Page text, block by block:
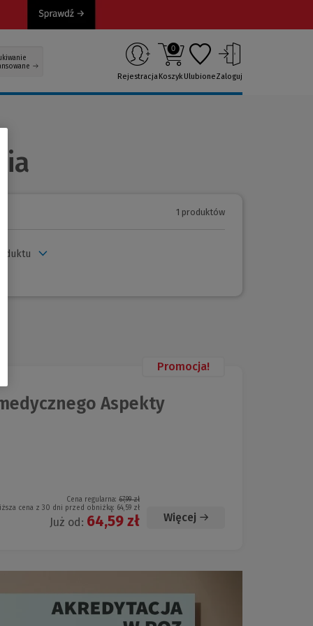
Rejestracja
0
KoszykUlubioneZaloguj
1 produktów
Promocja!
Aspekty
Cena regularna: 67,99 zł
cena z 30 dni przed obniżką: 64,59 zł
Już od: 64,59 zł Więcej